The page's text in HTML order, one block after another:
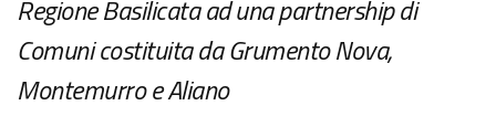
Regione Basilicata ad una partnership di
Comuni costituita da Grumento Nova,
Montemurro e Aliano